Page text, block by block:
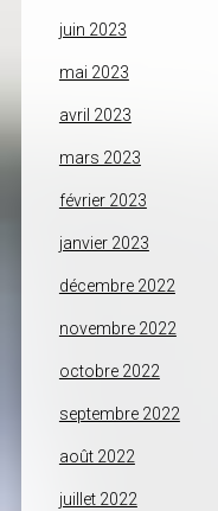
juin 2023
mai 2023
avril 2023
mars 2023
février 2023
janvier 2023
décembre 2022
novembre 2022
octobre 2022
septembre 2022
août 2022
juillet 2022